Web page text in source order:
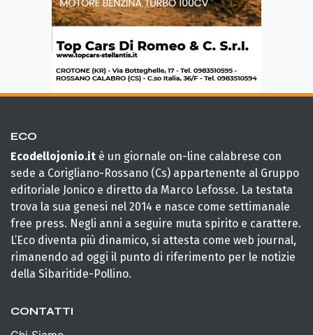
ECO
Ecodellojonio.it è un giornale on-line calabrese con
sede a Corigliano-Rossano (Cs) appartenente al Gruppo
editoriale Jonico e diretto da Marco Lefosse. La testata
trova la sua genesi nel 2014 e nasce come settimanale
free press. Negli anni a seguire muta spirito e carattere.
L’Eco diventa più dinamico, si attesta come web journal,
rimanendo ad oggi il punto di riferimento per le notizie
della Sibaritide-Pollino.
CONTATTI